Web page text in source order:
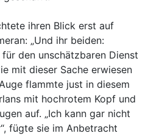
ihren Blick erst auf
„Und ihr beiden:
den unschätzbaren Dienst
mit dieser Sache erwiesen
flammte just in diesem
mit hochrotem Kopf und
auf. „Ich kann gar nicht
fügte sie im Anbetracht